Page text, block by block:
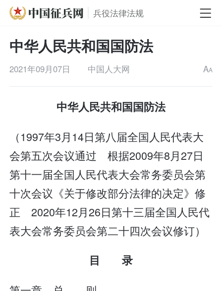
兵役法律法规
中华人民共和国国防法
2021年09月07日 中国人大网 AA
中华人民共和国国防法
（1997年3月14日第八届全国人民代表大
会第五次会议通过 根据2009年8月27日
第十一届全国人民代表大会常务委员会第
十次会议《关于修改部分法律的决定》修
正 2020年12月26日第十三届全国人民代
表大会常务委员会第二十四次会议修订）
目 录